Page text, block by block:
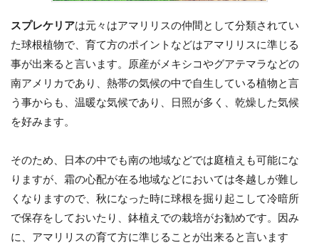
スプレケリアは元々はアマリリスの仲間として分類されてい
た球根植物で、育て方のポイントなどはアマリリスに準じる
事が出来ると言います。原産がメキシコやグアテマラなどの
南アメリカであり、熱帯の気候の中で自生している植物と言
う事からも、温暖な気候であり、日照が多く、乾燥した気候
を好みます。
そのため、日本の中でも南の地域などでは庭植えも可能にな
りますが、霜の心配が在る地域などにおいては冬越しが難し
くなりますので、秋になった時に球根を掘り起こして冷暗所
で保存をしておいたり、鉢植えでの栽培がお勧めです。因み
に、アマリリスの育て方に準じることが出来ると言います